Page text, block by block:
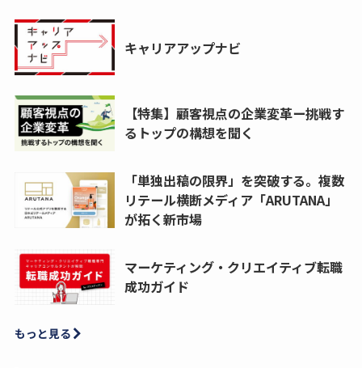
キャリアアップナビ
【特集】顧客視点の企業変革ー挑戦す
るトップの構想を聞く
「単独出稿の限界」を突破する。複数
リテール横断メディア「ARUTANA」
が拓く新市場
マーケティング・クリエイティブ転職
成功ガイド
もっと見る